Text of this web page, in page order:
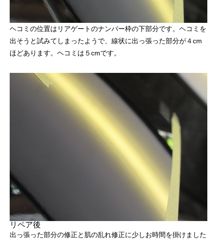
ヘコミの位置はリアゲートのナンバー枠の下部分です。ヘコミを
出そうと試みてしまったようで、線状に出っ張った部分が４cm
ほどあります。ヘコミは５cmです。
リペア後
出っ張った部分の修正と肌の乱れ修正に少しお時間を掛けました